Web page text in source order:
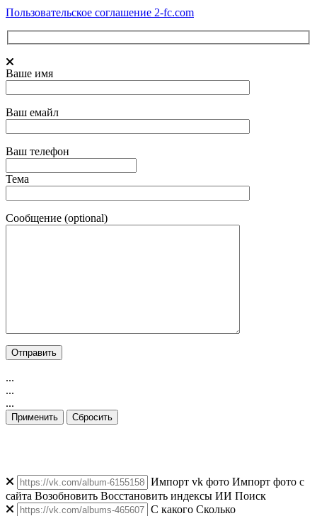
Пользовательское соглашение 2-fc.com
Ваше имя
Ваш емайл
Ваш телефон
Тема
Сообщение (optional)
...
...
...
Применить Сбросить
Импорт vk фото Импорт фото с
сайта Возобновить Восстановить индексы ИИ Поиск
C какого Сколько